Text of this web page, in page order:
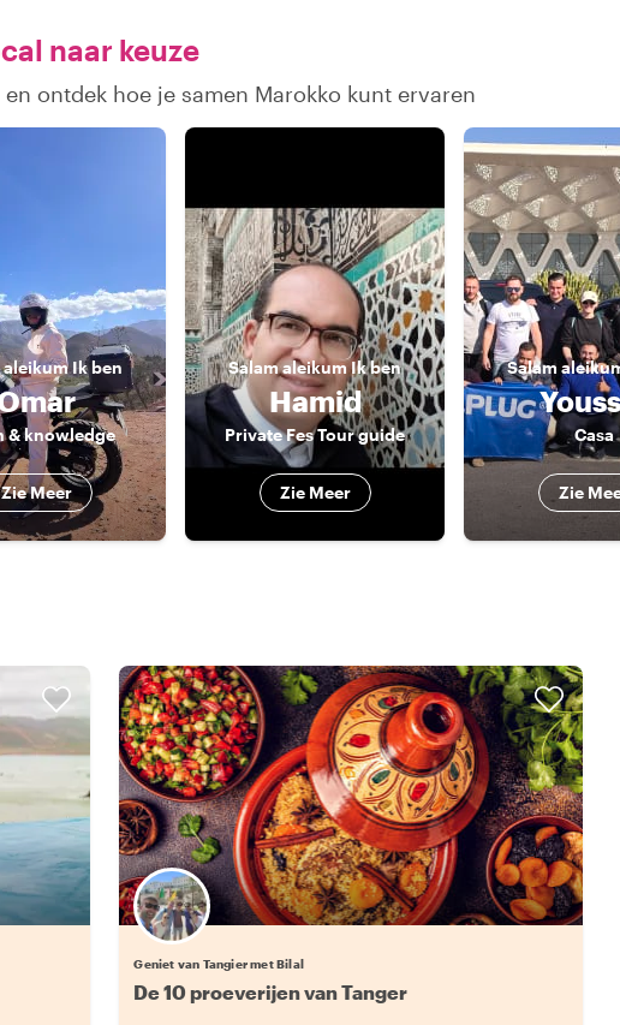
naar keuze
ontdek hoe je samen Marokko kunt ervaren
aleikum Ik ben
& knowledge
Zie Meer
Salam aleikumIk ben
Hamid
Private Fes Tour guide
Zie Meer
Salam
Casa
Zie
Geniet van Tangier met Bilal
De 10 proeverijen van Tanger